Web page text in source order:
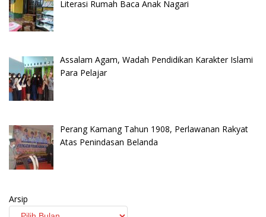
Literasi Rumah Baca Anak Nagari
Assalam Agam, Wadah Pendidikan Karakter Islami
Para Pelajar
Perang Kamang Tahun 1908, Perlawanan Rakyat
Atas Penindasan Belanda
Arsip